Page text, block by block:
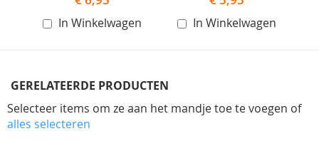
In Winkelwagen In Winkelwagen
GERELATEERDE PRODUCTEN
Selecteer items om ze aan het mandje toe te voegen of
alles selecteren